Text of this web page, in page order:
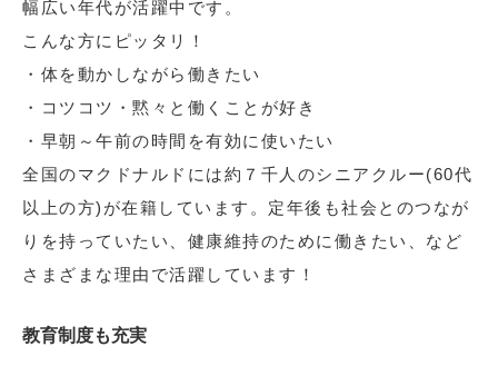
幅広い年代が活躍中です。
こんな方にピッタリ！
・体を動かしながら働きたい
・コツコツ・黙々と働くことが好き
・早朝～午前の時間を有効に使いたい
全国のマクドナルドには約７千人のシニアクルー(60代
以上の方)が在籍しています。定年後も社会とのつなが
りを持っていたい、健康維持のために働きたい、など
さまざまな理由で活躍しています！
教育制度も充実